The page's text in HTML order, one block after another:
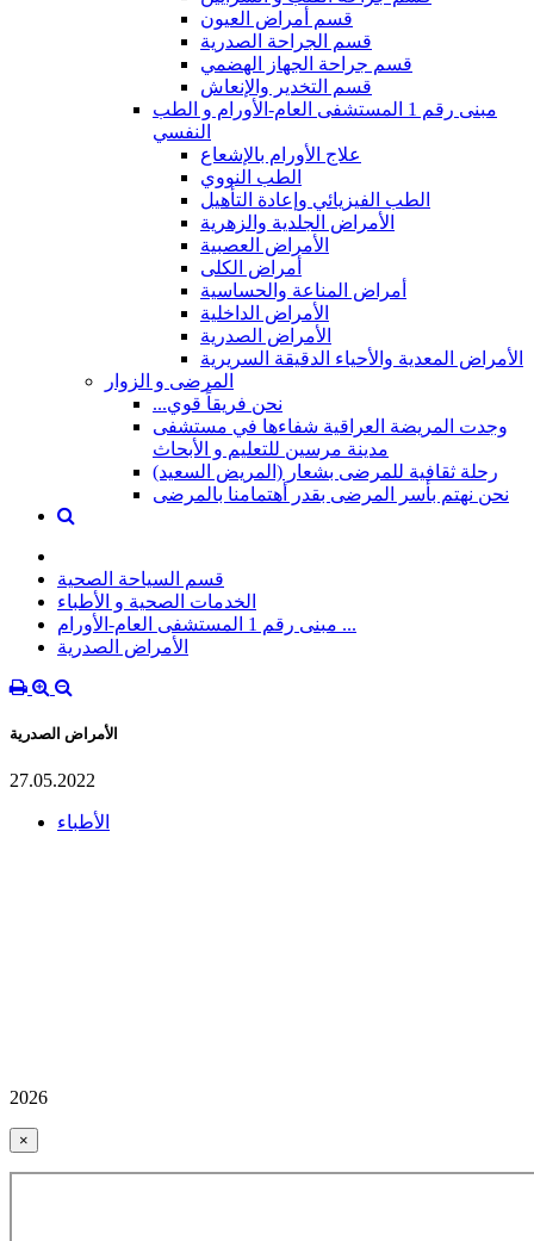
قسم أمراض العيون
قسم الجراحة الصدرية
قسم جراحة الجهاز الهضمي
قسم التخدير والإنعاش
مبنى رقم 1 المستشفى العام-الأورام و الطب
النفسي
علاج الأورام بالإشعاع
الطب النووي
الطب الفيزيائي وإعادة التأهيل
الأمراض الجلدية والزهرية
الأمراض العصبية
أمراض الكلى
أمراض المناعة والحساسية
الأمراض الداخلية
الأمراض الصدرية
الأمراض المعدية والأحياء الدقيقة السريرية
المرضى و الزوار
...نحن فريقاً قوي
وجدت المريضة العراقية شفاءها في مستشفى
مدينة مرسين للتعليم و الأبحاث
رحلة ثقافية للمرضى بشعار (المريض السعيد)
نحن نهتم بأسر المرضى بقدر أهتمامنا بالمرضى
قسم السياحة الصحية
الخدمات الصحية و الأطباء
مبنى رقم 1 المستشفى العام-الأورام ...
الأمراض الصدرية
الأمراض الصدرية
27.05.2022
الأطباء
2026
×